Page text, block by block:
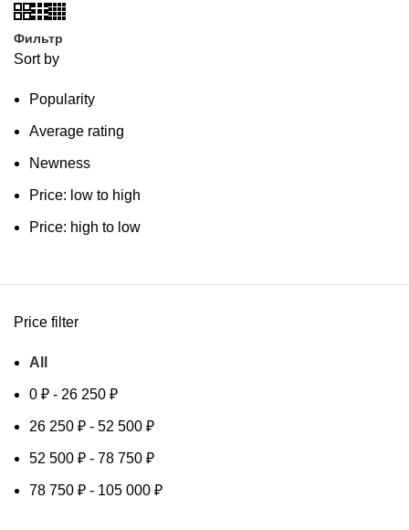
Фильтр
Sort by
Popularity
Average rating
Newness
Price: low to high
Price: high to low
Price filter
All
0 ₽ - 26 250 ₽
26 250 ₽ - 52 500 ₽
52 500 ₽ - 78 750 ₽
78 750 ₽ - 105 000 ₽